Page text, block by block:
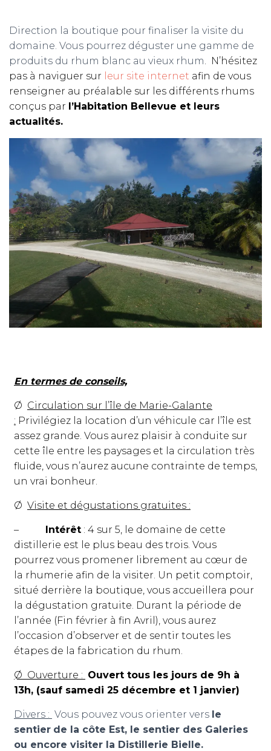
Direction la boutique pour finaliser la visite du
domaine. Vous pourrez déguster une gamme de
produits du rhum blanc au vieux rhum. N’hésitez
pas à naviguer sur leur site internet afin de vous
renseigner au préalable sur les différents rhums
conçus par l’Habitation Bellevue et leurs
actualités.
En termes de conseils,
Ø Circulation sur l’île de Marie-Galante
: Privilégiez la location d’un véhicule car l’île est
assez grande. Vous aurez plaisir à conduite sur
cette île entre les paysages et la circulation très
fluide, vous n’aurez aucune contrainte de temps,
un vrai bonheur.
Ø Visite et dégustations gratuites :
– Intérêt : 4 sur 5, le domaine de cette
distillerie est le plus beau des trois. Vous
pourrez vous promener librement au cœur de
la rhumerie afin de la visiter. Un petit comptoir,
situé derrière la boutique, vous accueillera pour
la dégustation gratuite. Durant la période de
l’année (Fin février à fin Avril), vous aurez
l’occasion d’observer et de sentir toutes les
étapes de la fabrication du rhum.
Ø Ouverture : Ouvert tous les jours de 9h à
13h, (sauf samedi 25 décembre et 1 janvier)
Divers : Vous pouvez vous orienter vers le
sentier de la côte Est, le sentier des Galeries
ou encore visiter la Distillerie Bielle.